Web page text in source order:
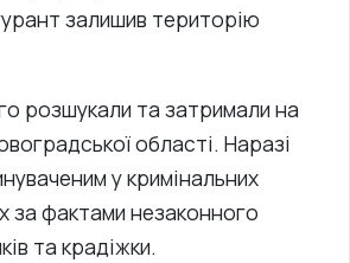
залишив територію
розшукали та затримали на
області. Наразі
у кримінальних
за фактами незаконного
та крадіжки.